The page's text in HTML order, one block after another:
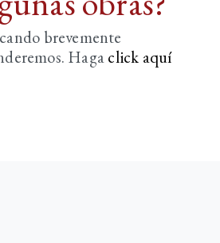
brevemente
Hagaclick aquí­